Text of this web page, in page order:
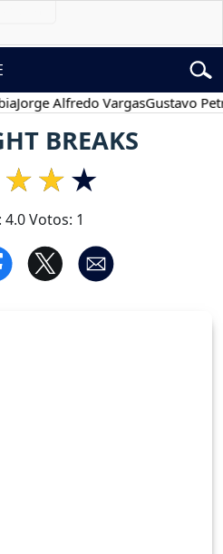
Alfredo VargasGustavo Petro
BREAKS
4.0Votos: 1